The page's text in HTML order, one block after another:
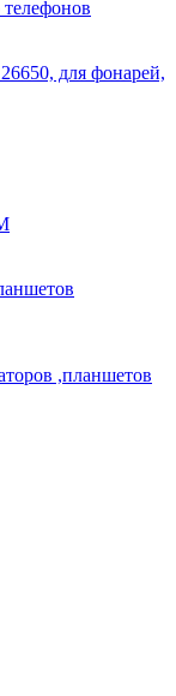
для фонарей,
,планшетов